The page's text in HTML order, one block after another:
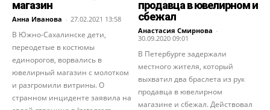
магазин
Анна Иванова - 27.02.2021 13:58
В Южно-Сахалинске дети,
переодетые в костюмы
единорогов, ворвались в
ювелирный магазин с молотком
и разгромили витрины. О
странном инциденте заявила на
продавца в ювелирном и
сбежал
Анастасия Смирнова -
30.09.2020 09:01
В Петербурге задержали
местного жителя, который
выхватил два браслета из рук
продавца в ювелирном
магазине и сбежал. Действовал